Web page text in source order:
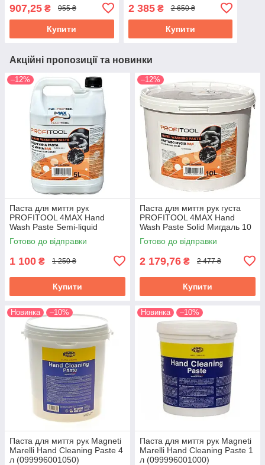
907,25 ₴ 955 ₴
Купити
2 385₴ 2 650 ₴
Купити
Акційні пропозиції та новинки
–12%
Паста для миття рук
PROFITOOL 4MAX Hand
Wash Paste Semi-liquid
Мигдаль 5 л (1305-01-0006E)
Готово до відправки
1 100 ₴ 1 250 ₴
Купити
–12%
Паста для миття рук густа
PROFITOOL 4MAX Hand
Wash Paste Solid Мигдаль 10
л (1305-01-0003E)
Готово до відправки
2 179,76 ₴ 2 477 ₴
Купити
Новинка –10%
Паста для миття рук Magneti
Marelli Hand Cleaning Paste 4
л (099996001050)
Новинка –10%
Паста для миття рук Magneti
Marelli Hand Cleaning Paste 1
л (099996001000)